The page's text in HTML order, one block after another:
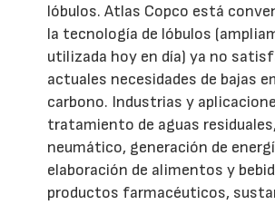
lóbulos. Atlas Copco está
la tecnología de lóbulos
utilizada hoy en día) ya no
actuales necesidades de bajas
carbono. Industrias y
tratamiento de aguas
neumático, generación de
elaboración de alimentos y
productos farmacéuticos,